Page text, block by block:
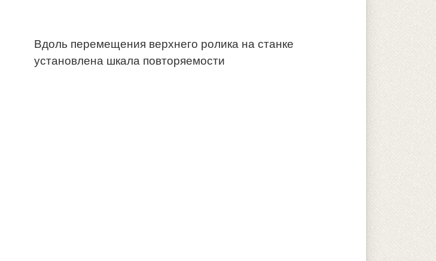
Вдоль перемещения верхнего ролика на станке
установлена шкала повторяемости